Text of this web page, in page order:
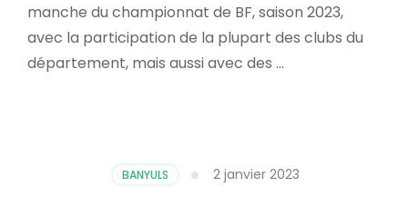
manche du championnat de BF, saison 2023,
avec la participation de la plupart des clubs du
département, mais aussi avec des …
BANYULS 2 janvier 2023